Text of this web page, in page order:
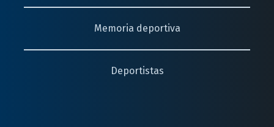
Memoria deportiva
Deportistas